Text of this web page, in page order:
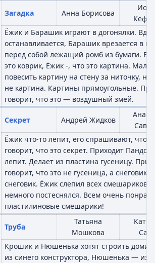
Загадка Анна Борисова
Ёжик и Барашик играют в догонялки.
останавливается, Барашик врезается в
перед собой лежащий ромб из бумаги.
это коврик, Ёжик -, что это картина.
повесить картину на стену за ниточку,
не картина. Картины прямоугольные.
говорит, что это — воздушный змей.
Секрет Андрей Жидков
Ёжик что-то лепит, его спрашивают, что
говорит, что это секрет. Приходит
лепит. Делает из пластина гусеницу.
говорит, что это не гусеница, а снеговик.
снеговик. Ёжик слепил всех смешариков!
немного постеснялся. Всем очень
пластилиновые смешарики!
Труба
Татьяна
Мошкова
Крошик и Нюшенька хотят строить
из синего конструктора, Нюшенька — из